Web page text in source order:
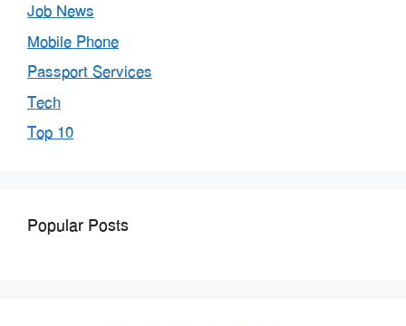
Job News
Mobile Phone
Passport Services
Tech
Top 10
Popular Posts